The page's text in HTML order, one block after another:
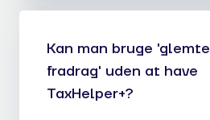
Kan man bruge 'glemte
fradrag' uden at have
TaxHelper+?